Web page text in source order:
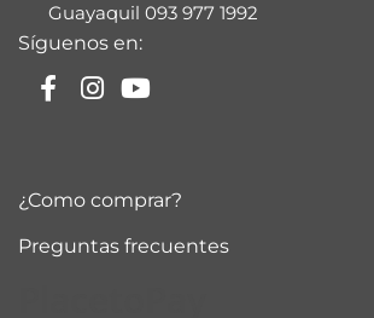
Guayaquil 093 977 1992
Síguenos en:
¿Como comprar?
Preguntas frecuentes